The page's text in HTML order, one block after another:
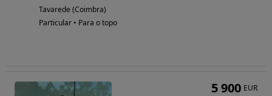
Tavarede (Coimbra)
Particular • Para o topo
5 900 EUR